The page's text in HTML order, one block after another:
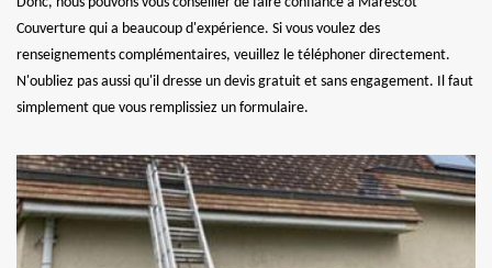
Couverture qui a beaucoup d'expérience. Si vous voulez des
renseignements complémentaires, veuillez le téléphoner directement.
N'oubliez pas aussi qu'il dresse un devis gratuit et sans engagement. Il faut
simplement que vous remplissiez un formulaire.